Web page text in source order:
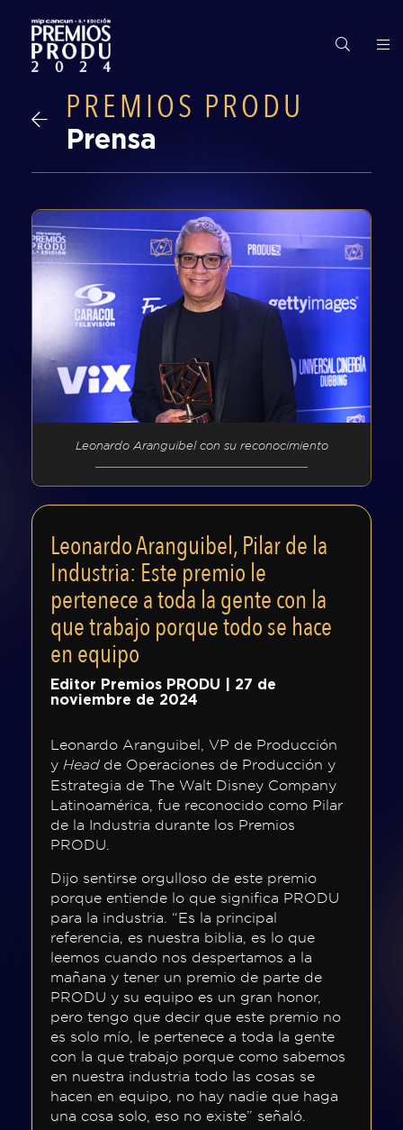
Premios
PRODU
Edición
2024
Finalistas
Ganadores
Gran
Premio
Premios
Categorías
Jurado
Prensa
Ediciones
Anteriores
FAQ
¿Quiénes
somos?
Acerca
de
PRODU
Acerca
de
Premios
PRODU
PREMIOS PRODU
Prensa
Leonardo Aranguibel con su reconocimiento
Leonardo Aranguibel, Pilar de la
Industria: Este premio le
pertenece a toda la gente con la
que trabajo porque todo se hace
en equipo
Editor Premios PRODU | 27 de
noviembre de 2024
Leonardo Aranguibel, VP de Producción
y Headde Operaciones de Producción y
Estrategia de The Walt Disney Company
Latinoamérica, fue reconocido como Pilar
de la Industria durante los Premios
PRODU.
Dijo sentirse orgulloso de este premio
porque entiende lo que significa PRODU
para la industria. “Es la principal
referencia, es nuestra biblia, es lo que
leemos cuando nos despertamos a la
mañana y tener un premio de parte de
PRODU y su equipo es un gran honor,
pero tengo que decir que este premio no
es solo mío, le pertenece a toda la gente
con la que trabajo porque como sabemos
en nuestra industria todo las cosas se
hacen en equipo, no hay nadie que haga
una cosa solo, eso no existe” señaló.